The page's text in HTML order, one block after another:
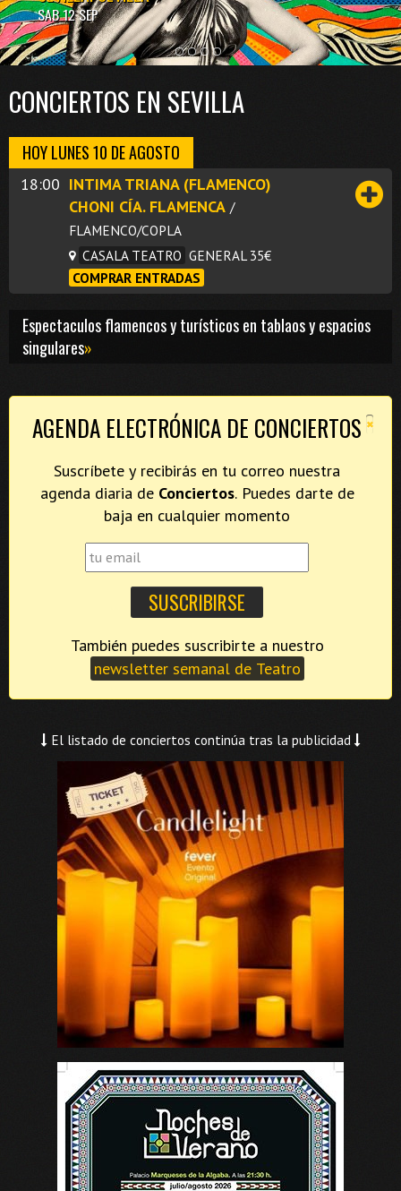
VIE 11 SEP
SAB 12 SEP
SAB 3 OCT
VIE 11 JUN - DOM 13 JUN
CONCIERTOS EN SEVILLA
HOY LUNES 10 DE AGOSTO
18:00 INTIMA TRIANA (FLAMENCO)
CHONI CÍA. FLAMENCA /
FLAMENCO/COPLA
CASALA TEATRO GENERAL 35€
COMPRAR ENTRADAS
Espectaculos flamencos y turísticos en tablaos y espacios
singulares»
×
AGENDA ELECTRÓNICA DE CONCIERTOS
Suscríbete y recibirás en tu correo nuestra
agenda diaria de Conciertos. Puedes darte de
baja en cualquier momento
newsletter semanal de Teatro
El listado de conciertos continúa tras la publicidad